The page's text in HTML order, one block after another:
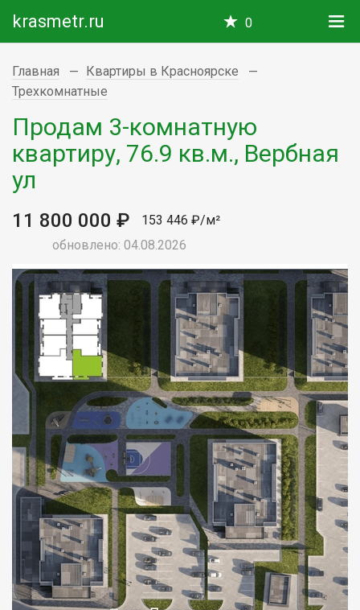
krasmetr.ru 0
Главная
Квартиры в Красноярске
Трехкомнатные
Продам 3-комнатную
квартиру, 76.9 кв.м., Вербная
ул
11 800 000 ₽
153 446 ₽/м²
обновлено: 04.08.2026